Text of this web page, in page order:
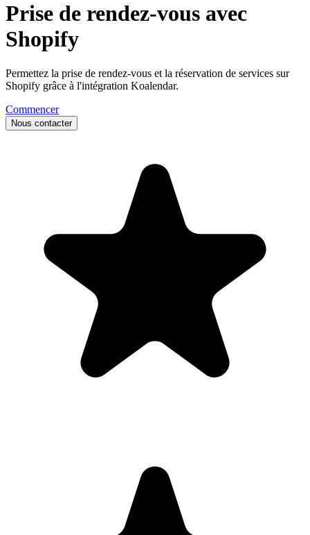
Prise de rendez-vous avec
Shopify
Permettez la prise de rendez-vous et la réservation de services sur
Shopify grâce à l'intégration Koalendar.
Commencer
Nous contacter